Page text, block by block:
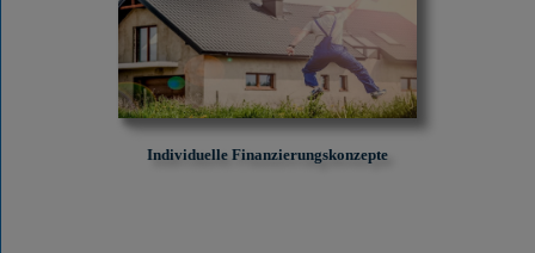
Individuelle Finanzierungskonzepte